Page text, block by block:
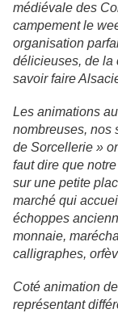
médiévale des
campement le
organisation
délicieuses, de la
savoir faire
Les animations
nombreuses, nos
de Sorcellerie »
faut dire que
sur une petite
marché qui
échoppes
monnaie,
calligraphes,
Coté animation
représentant